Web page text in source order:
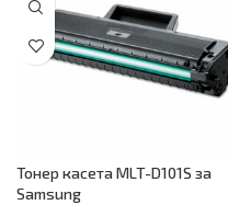
Тонер касета MLT-D101S за
Samsung